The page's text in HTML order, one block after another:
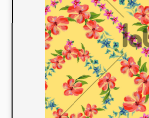
acabados
digital.